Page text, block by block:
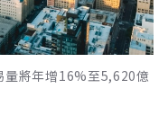
量將年增16%至5,620億